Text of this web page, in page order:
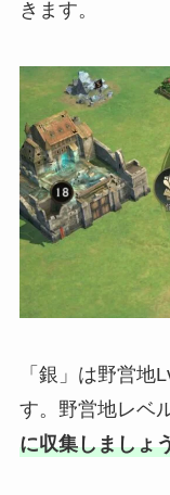
きます。
「銀」は野営地
す。野営地レベ
に収集しましょ